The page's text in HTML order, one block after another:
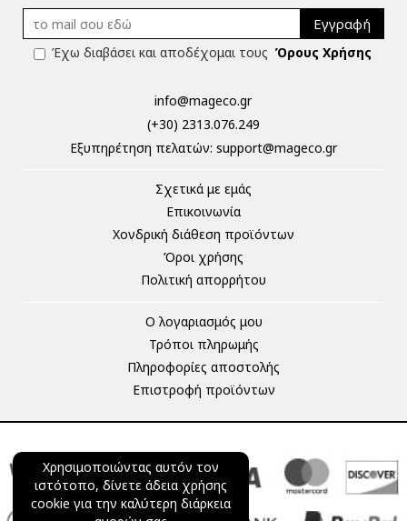
Χρησιμοποιώντας αυτόν τον
ιστότοπο, δίνετε άδεια χρήσης
cookie για την καλύτερη διάρκεια
Εγγραφή
Έχω διαβάσει και αποδέχομαι τους Όρους Χρήσης
info@mageco.gr
(+30) 2313.076.249
Eξυπηρέτηση πελατών: support@mageco.gr
Σχετικά με εμάς
Επικοινωνία
Χονδρική διάθεση προϊόντων
Όροι χρήσης
Πολιτική απορρήτου
Ο λογαριασμός μου
Τρόποι πληρωμής
Πληροφορίες αποστολής
Επιστροφή προϊόντων